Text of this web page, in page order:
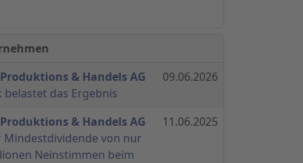
& Handels AG
das Ergebnis
09.06.2026
& Handels AG
Mindestdividende von nur
Neinstimmen beim
11.06.2025